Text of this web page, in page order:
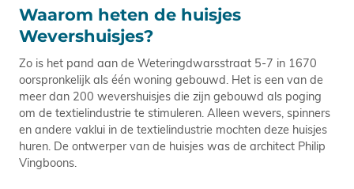
Waarom heten de huisjes
Wevershuisjes?
Zo is het pand aan de Weteringdwarsstraat 5-7 in 1670
oorspronkelijk als één woning gebouwd. Het is een van de
meer dan 200 wevershuisjes die zijn gebouwd als poging
om de textielindustrie te stimuleren. Alleen wevers, spinners
en andere vaklui in de textielindustrie mochten deze huisjes
huren. De ontwerper van de huisjes was de architect Philip
Vingboons.